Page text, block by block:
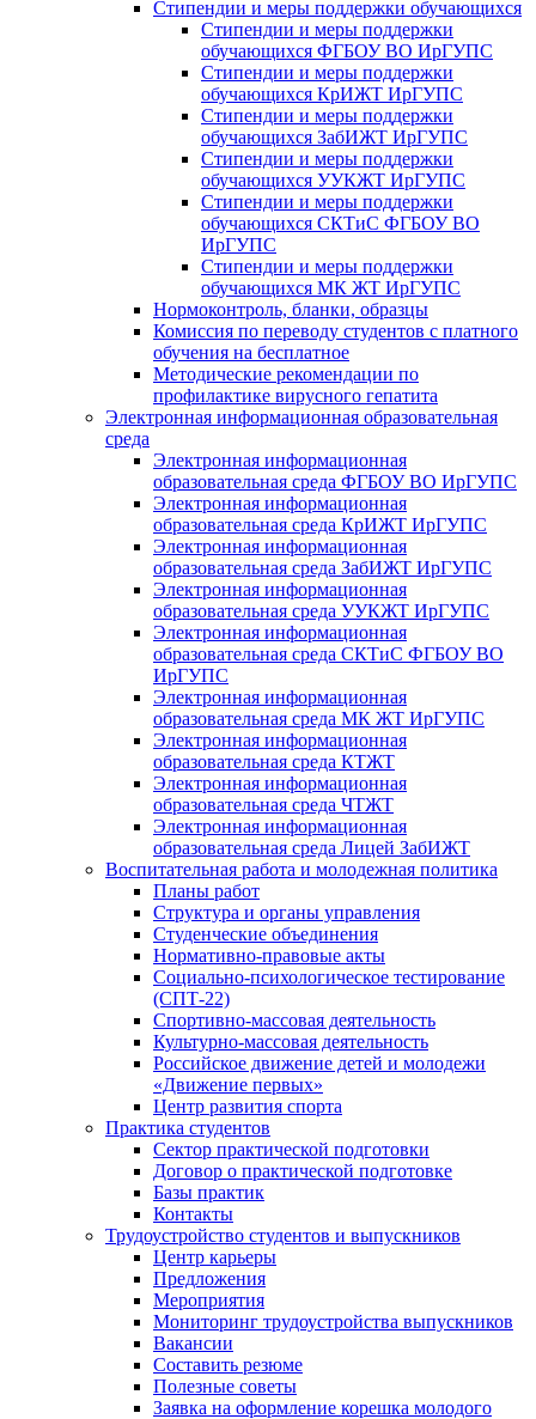
Стипендии и меры поддержки обучающихся
Стипендии и меры поддержки
обучающихся ФГБОУ ВО ИрГУПС
Стипендии и меры поддержки
обучающихся КрИЖТ ИрГУПС
Стипендии и меры поддержки
обучающихся ЗабИЖТ ИрГУПС
Стипендии и меры поддержки
обучающихся УУКЖТ ИрГУПС
Стипендии и меры поддержки
обучающихся СКТиС ФГБОУ ВО
ИрГУПС
Стипендии и меры поддержки
обучающихся МК ЖТ ИрГУПС
Нормоконтроль, бланки, образцы
Комиссия по переводу студентов с платного
обучения на бесплатное
Методические рекомендации по
профилактике вирусного гепатита
Электронная информационная образовательная
среда
Электронная информационная
образовательная среда ФГБОУ ВО ИрГУПС
Электронная информационная
образовательная среда КрИЖТ ИрГУПС
Электронная информационная
образовательная среда ЗабИЖТ ИрГУПС
Электронная информационная
образовательная среда УУКЖТ ИрГУПС
Электронная информационная
образовательная среда СКТиС ФГБОУ ВО
ИрГУПС
Электронная информационная
образовательная среда МК ЖТ ИрГУПС
Электронная информационная
образовательная среда КТЖТ
Электронная информационная
образовательная среда ЧТЖТ
Электронная информационная
образовательная среда Лицей ЗабИЖТ
Воспитательная работа и молодежная политика
Планы работ
Структура и органы управления
Студенческие объединения
Нормативно-правовые акты
Социально-психологическое тестирование
(СПТ-22)
Спортивно-массовая деятельность
Культурно-массовая деятельность
Российское движение детей и молодежи
«Движение первых»
Центр развития спорта
Практика студентов
Сектор практической подготовки
Договор о практической подготовке
Базы практик
Контакты
Трудоустройство студентов и выпускников
Центр карьеры
Предложения
Мероприятия
Мониторинг трудоустройства выпускников
Вакансии
Составить резюме
Полезные советы
Заявка на оформление корешка молодого